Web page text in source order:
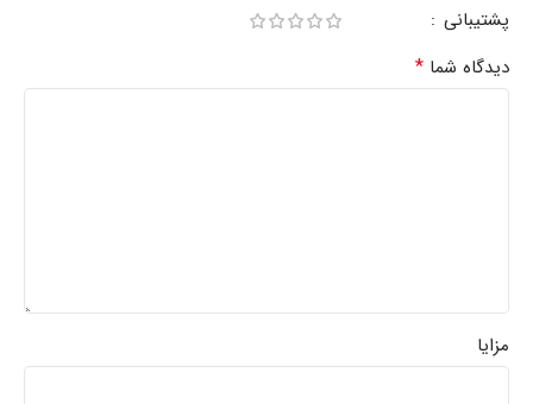
پشتیبانی
دیدگاه شما *
مزایا